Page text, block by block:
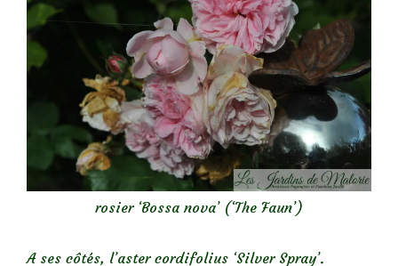
rosier ‘Bossa nova’ (‘The Faun’)
A ses côtés, l’aster cordifolius ‘Silver Spray’.